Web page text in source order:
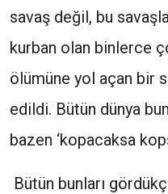
savaş değil, bu
kurban olan binlerce
ölümüne yol açan bir
edildi. Bütün dünya
bazen ‘kopacaksa
Bütün bunları